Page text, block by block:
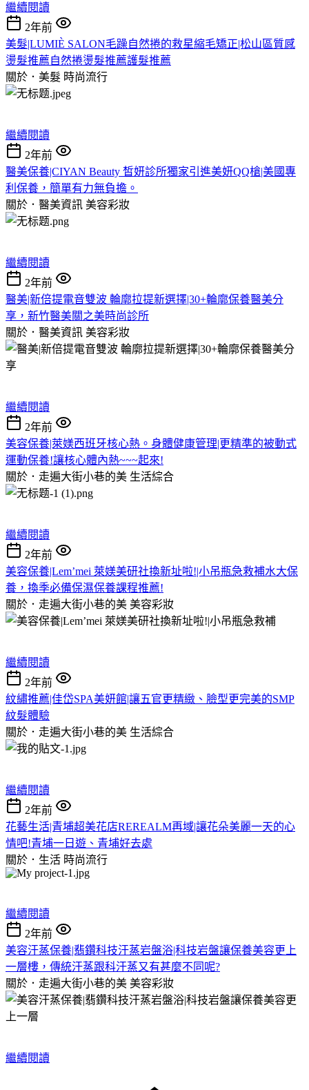
繼續閱讀
2年前
美髮|LUMIÈ SALON毛躁自然捲的救星縮毛矯正|松山區質感
燙髮推薦自然捲燙髮推薦護髮推薦
關於．美髮 時尚流行
繼續閱讀
2年前
醫美保養|CIYAN Beauty 皙妍診所獨家引進美妍QQ槍|美國專
利保養，簡單有力無負擔。
關於．醫美資訊 美容彩妝
繼續閱讀
2年前
醫美|新倍提電音雙波 輪廓拉提新選擇|30+輪廓保養醫美分
享，新竹醫美關之美時尚診所
關於．醫美資訊 美容彩妝
繼續閱讀
2年前
美容保養|萊媄西班牙核心熱。身體健康管理|更精準的被動式
運動保養!讓核心體內熱~~~起來!
關於．走遍大街小巷的美 生活綜合
繼續閱讀
2年前
美容保養|Lem’mei 萊媄美研社換新址啦!|小吊瓶急救補水大保
養，換季必備保濕保養課程推薦!
關於．走遍大街小巷的美 美容彩妝
繼續閱讀
2年前
紋繡推薦|佳岱SPA美妍館|讓五官更精緻、臉型更完美的SMP
紋髮體驗
關於．走遍大街小巷的美 生活綜合
繼續閱讀
2年前
花藝生活|青埔超美花店REREALM再域|讓花朵美麗一天的心
情吧!青埔一日遊、青埔好去處
關於．生活 時尚流行
繼續閱讀
2年前
美容汗蒸保養|翡鑽科技汗蒸岩盤浴|科技岩盤讓保養美容更上
一層樓，傳統汗蒸跟科汗蒸又有甚麼不同呢?
關於．走遍大街小巷的美 美容彩妝
繼續閱讀